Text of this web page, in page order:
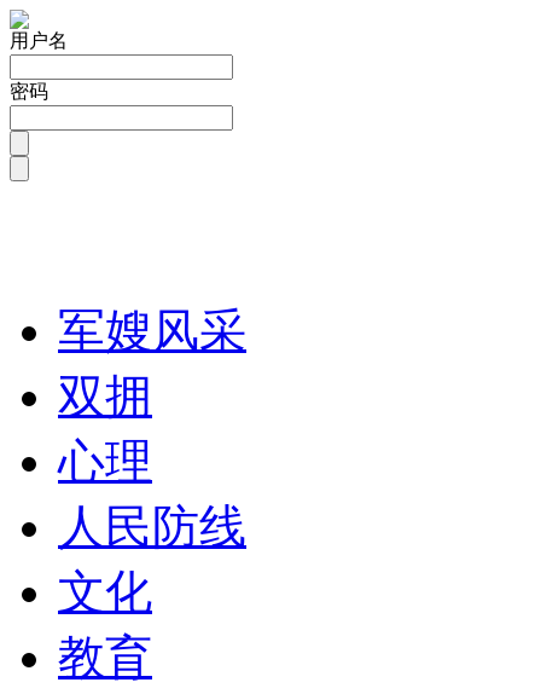
用户名
密码
军嫂风采
双拥
心理
人民防线
文化
教育